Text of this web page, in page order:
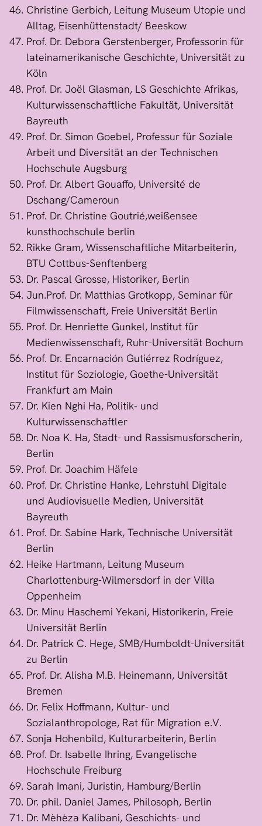
Christine Gerbich, Leitung Museum Utopie und
Alltag, Eisenhüttenstadt/ Beeskow
Prof. Dr. Debora Gerstenberger, Professorin für
lateinamerikanische Geschichte, Universität zu
Köln
Prof. Dr. Joël Glasman, LS Geschichte Afrikas,
Kulturwissenschaftliche Fakultät, Universität
Bayreuth
Prof. Dr. Simon Goebel, Professur für Soziale
Arbeit und Diversität an der Technischen
Hochschule Augsburg
Prof. Dr. Albert Gouaffo, Université de
Dschang/Cameroun
Prof. Dr. Christine Goutrié,weißensee
kunsthochschule berlin
Rikke Gram, Wissenschaftliche Mitarbeiterin,
BTU Cottbus-Senftenberg
Dr. Pascal Grosse, Historiker, Berlin
Jun.Prof. Dr. Matthias Grotkopp, Seminar für
Filmwissenschaft, Freie Universität Berlin
Prof. Dr. Henriette Gunkel, Institut für
Medienwissenschaft, Ruhr-Universität Bochum
Prof. Dr. Encarnación Gutiérrez Rodríguez,
Institut für Soziologie, Goethe-Universität
Frankfurt am Main
Dr. Kien Nghi Ha, Politik- und
Kulturwissenschaftler
Dr. Noa K. Ha, Stadt- und Rassismusforscherin,
Berlin
Prof. Dr. Joachim Häfele
Prof. Dr. Christine Hanke, Lehrstuhl Digitale
und Audiovisuelle Medien, Universität
Bayreuth
Prof. Dr. Sabine Hark, Technische Universität
Berlin
Heike Hartmann, Leitung Museum
Charlottenburg-Wilmersdorf in der Villa
Oppenheim
Dr. Minu Haschemi Yekani, Historikerin, Freie
Universität Berlin
Dr. Patrick C. Hege, SMB/Humboldt-Universität
zu Berlin
Prof. Dr. Alisha M.B. Heinemann, Universität
Bremen
Dr. Felix Hoffmann, Kultur- und
Sozialanthropologe, Rat für Migration e.V.
Sonja Hohenbild, Kulturarbeiterin, Berlin
Prof. Dr. Isabelle Ihring, Evangelische
Hochschule Freiburg
Sarah Imani, Juristin, Hamburg/Berlin
Dr. phil. Daniel James, Philosoph, Berlin
Dr. Mèhèza Kalibani, Geschichts- und